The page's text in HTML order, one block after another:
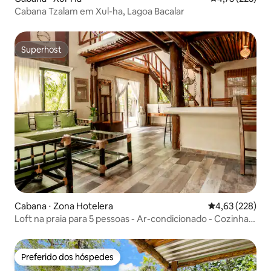
Cabana Tzalam em Xul-ha, Lagoa Bacalar
Superhost
Superhost
Cabana ⋅ Zona Hotelera 4,63 de uma
4,63 (228)
Loft na praia para 5 pessoas - Ar-condicionado - Cozinha
Preferido dos hóspedes
Preferido dos hóspedes